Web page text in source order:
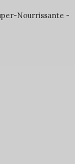
Nourrissante -